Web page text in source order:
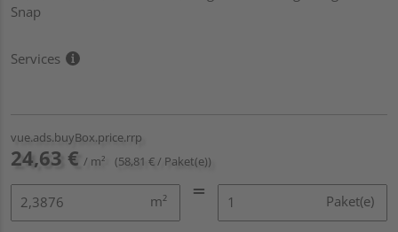
Snap
Services
vue.ads.buyBox.price.rrp
24,63 € / m² (58,81 € / Paket(e))
m² Paket(e)